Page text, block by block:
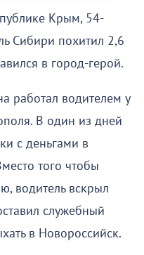
Крым, 54-
Сибири похитил 2,6
в город-герой.
работал водителем у
В один из дней
с деньгами в
того чтобы
водитель вскрыл
служебный
в Новороссийск.